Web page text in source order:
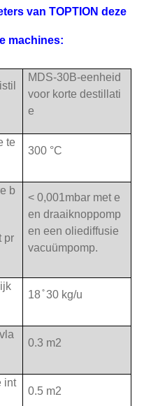
van TOPTION deze
machines:
MDS-30B-eenheid
voor korte destillati
e
te
300 °C
b
pr
< 0,001mbar met e
en draaiknoppomp
en een oliediffusie
vacuümpomp.
18 ̊ 30 kg/u
0.3 m2
int
0.5 m2